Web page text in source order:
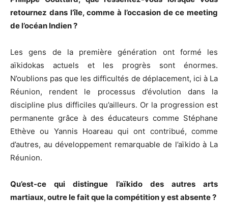
retournez dans l’île, comme à l’occasion de ce meeting
de l’océan Indien ?
Les gens de la première génération ont formé les
aïkidokas actuels et les progrès sont énormes.
N’oublions pas que les difficultés de déplacement, ici à La
Réunion, rendent le processus d’évolution dans la
discipline plus difficiles qu’ailleurs. Or la progression est
permanente grâce à des éducateurs comme Stéphane
Ethève ou Yannis Hoareau qui ont contribué, comme
d’autres, au développement remarquable de l’aïkido à La
Réunion.
Qu’est-ce qui distingue l’aïkido des autres arts
martiaux, outre le fait que la compétition y est absente ?